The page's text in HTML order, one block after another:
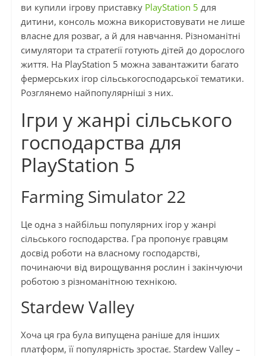
ви купили ігрову приставку PlayStation 5 для
дитини, консоль можна використовувати не лише
власне для розваг, а й для навчання. Різноманітні
симулятори та стратегії готують дітей до дорослого
життя. На PlayStation 5 можна завантажити багато
фермерських ігор сільськогосподарської тематики.
Розглянемо найпопулярніші з них.
Ігри у жанрі сільського
господарства для
PlayStation 5
Farming Simulator 22
Це одна з найбільш популярних ігор у жанрі
сільського господарства. Гра пропонує гравцям
досвід роботи на власному господарстві,
починаючи від вирощування рослин і закінчуючи
роботою з різноманітною технікою.
Stardew Valley
Хоча ця гра була випущена раніше для інших
платформ, її популярність зростає. Stardew Valley –